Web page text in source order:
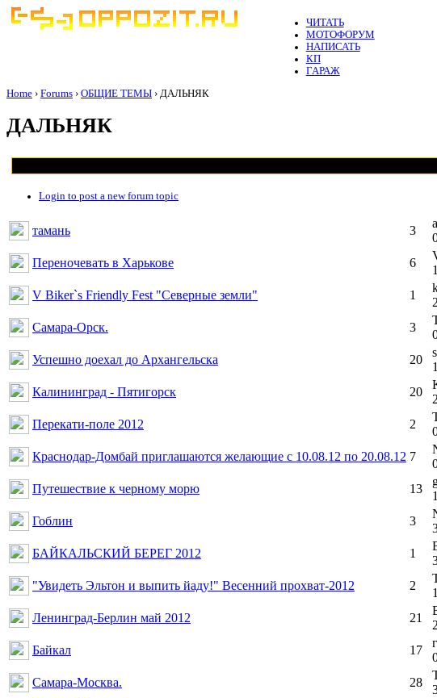
ЧИТАТЬ
МОТОФОРУМ
НАПИСАТЬ
КП
ГАРАЖ
Home › Forums › ОБЩИЕ ТЕМЫ › ДАЛЬНЯК
ДАЛЬНЯК
Login to post a new forum topic
тамань 3
Переночевать в Харькове
6
V Biker`s Friendly Fest "Северные земли"
1
Самара-Орск.
3
Успешно доехал до Архангельска
20
Калининград - Пятигорск
20
Перекати-поле 2012
2
Краснодар-Домбай приглашаются желающие с 10.08.12 по 20.08.12 7
Путешествие к черному морю
13
Гоблин
3
БАЙКАЛЬСКИЙ БЕРЕГ 2012
1
"Увидеть Эльтон и выпить йаду!" Весенний прохват-2012
2
Ленинград-Берлин май 2012
21
Байкал
17
Самара-Москва.
28